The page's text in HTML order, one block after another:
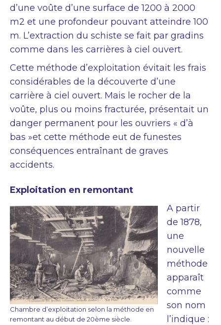
d’une voûte d’une surface de 1200 à 2000
m2 et une profondeur pouvant atteindre 100
m. L’extraction du schiste se fait par gradins
comme dans les carrières à ciel ouvert.
Cette méthode d’exploitation évitait les frais
considérables de la découverte d’une
carrière à ciel ouvert. Mais le rocher de la
voûte, plus ou moins fracturée, présentait un
danger permanent pour les ouvriers « d’à
bas »et cette méthode eut de funestes
conséquences entraînant de graves
accidents.
Exploitation en remontant
Chambre d’exploitation selon la méthode en
remontant au début de 20ème siècle.
A partir
de 1878,
une
nouvelle
méthode
apparaît
comme
son nom
l’indique :